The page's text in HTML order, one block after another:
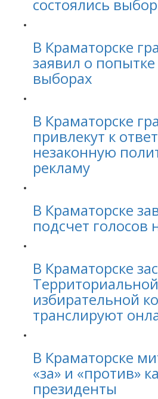
состоялись
В Краматорске
заявил о
выборах
В Краматорске
привлекут к
незаконную
рекламу
В Краматорске
подсчет голосов
В Краматорске
Территориальной
избирательной
транслируют
В Краматорске
«за» и «против»
президенты